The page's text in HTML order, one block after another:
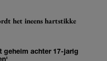
het ineens hartstikke
geheim achter 17-jarig